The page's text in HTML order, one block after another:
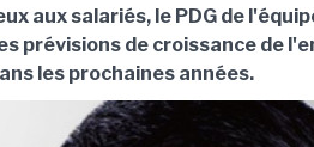
aux salariés, le PDG de
prévisions de croissance de
les prochaines années.